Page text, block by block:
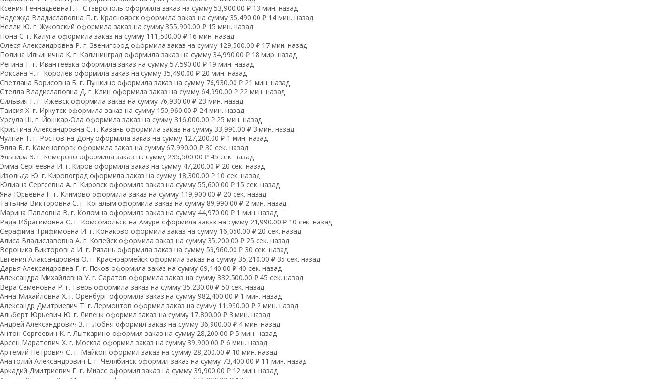
Ксения ГеннадьевнаТ. г. Ставрополь оформила заказ на сумму 53,900.00 ₽ 13 мин. назад
Надежда Владиславовна П. г. Красноярск оформила заказ на сумму 35,490.00 ₽ 14 мин. назад
Нелли Ю. г. Жуковский оформила заказ на сумму 355,900.00 ₽ 15 мин. назад
Нона С. г. Калуга оформила заказ на сумму 111,500.00 ₽ 16 мин. назад
Олеся Александровна Р. г. Звенигород оформила заказ на сумму 129,500.00 ₽ 17 мин. назад
Полина Ильинична К. г. Калининград оформила заказ на сумму 34,990.00 ₽ 18 мир. назад
Регина Т. г. Ивантеевка оформила заказ на сумму 57,590.00 ₽ 19 мин. назад
Роксана Ч. г. Королев оформила заказ на сумму 35,490.00 ₽ 20 мин. назад
Светлана Борисовна Б. г. Пушкино оформила заказ на сумму 76,930.00 ₽ 21 мин. назад
Стелла Владиславовна Д. г. Клин оформила заказ на сумму 64,990.00 ₽ 22 мин. назад
Сильвия Г. г. Ижевск оформила заказ на сумму 76,930.00 ₽ 23 мин. назад
Таисия Х. г. Иркутск оформила заказ на сумму 150,960.00 ₽ 24 мин. назад
Урсула Ш. г. Йошкар-Ола оформила заказ на сумму 316,000.00 ₽ 25 мин. назад
Кристина Александровна С. г. Казань оформила заказ на сумму 33,990.00 ₽ 3 мин. назад
Чулпан Т. г. Ростов-на-Дону оформила заказ на сумму 127,200.00 ₽ 1 мин. назад
Элла Б. г. Каменогорск оформила заказ на сумму 67,990.00 ₽ 30 сек. назад
Эльвира З. г. Кемерово оформила заказ на сумму 235,500.00 ₽ 45 сек. назад
Эмма Сергеевна И. г. Киров оформила заказ на сумму 47,200.00 ₽ 20 сек. назад
Изольда Ю. г. Кировоград оформила заказ на сумму 18,300.00 ₽ 10 сек. назад
Юлиана Сергеевна А. г. Кировск оформила заказ на сумму 55,600.00 ₽ 15 сек. назад
Яна Юрьевна Г. г. Климово оформила заказ на сумму 119,900.00 ₽ 20 сек. назад
Татьяна Викторовна С. г. Когалым оформила заказ на сумму 89,990.00 ₽ 2 мин. назад
Марина Павловна В. г. Коломна оформила заказ на сумму 44,970.00 ₽ 1 мин. назад
Рада Ибрагимовна О. г. Комсомольск-на-Амуре оформила заказ на сумму 21,990.00 ₽ 10 сек. назад
Серафима Трифимовна И. г. Конаково оформила заказ на сумму 16,050.00 ₽ 20 сек. назад
Алиса Владиславовна А. г. Копейск оформила заказ на сумму 35,200.00 ₽ 25 сек. назад
Вероника Викторовна И. г. Рязань оформила заказ на сумму 59,960.00 ₽ 30 сек. назад
Евгения Алаксандровна О. г. Красноармейск оформила заказ на сумму 35,210.00 ₽ 35 сек. назад
Дарья Александровна Г. г. Псков оформила заказ на сумму 69,140.00 ₽ 40 сек. назад
Александра Михайловна У. г. Саратов оформила заказ на сумму 332,500.00 ₽ 45 сек. назад
Вера Семеновна Р. г. Тверь оформила заказ на сумму 35,230.00 ₽ 50 сек. назад
Анна Михайловна Х. г. Оренбург оформила заказ на сумму 982,400.00 ₽ 1 мин. назад
Александр Дмитриевич Т. г. Лермонтов оформил заказ на сумму 11,990.00 ₽ 2 мин. назад
Альберт Юрьевич Ю. г. Липецк оформил заказ на сумму 17,800.00 ₽ 3 мин. назад
Андрей Александрович З. г. Лобня оформил заказ на сумму 36,900.00 ₽ 4 мин. назад
Антон Сергеевич К. г. Лыткарино оформил заказ на сумму 28,200.00 ₽ 5 мин. назад
Арсен Маратович Х. г. Москва оформил заказ на сумму 39,900.00 ₽ 6 мин. назад
Артемий Петрович О. г. Майкоп оформил заказ на сумму 28,200.00 ₽ 10 мин. назад
Анатолий Александрович Е. г. Челябинск оформил заказ на сумму 73,400.00 ₽ 11 мин. назад
Аркадий Дмитриевич Г. г. Миасс оформил заказ на сумму 39,900.00 ₽ 12 мин. назад